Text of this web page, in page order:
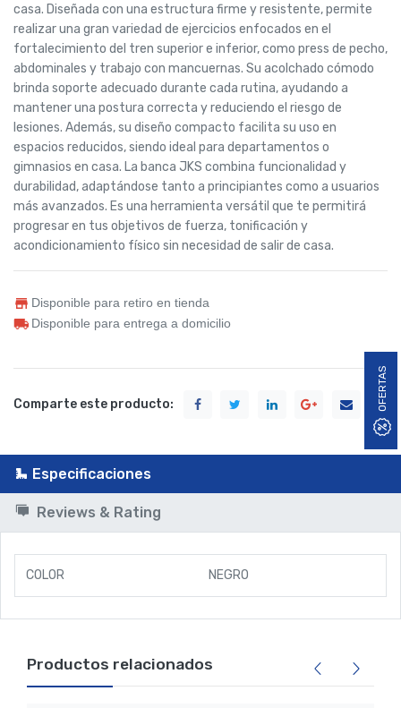
OFERTAS
casa. Diseñada con una estructura firme y resistente, permite
realizar una gran variedad de ejercicios enfocados en el
fortalecimiento del tren superior e inferior, como press de pecho,
abdominales y trabajo con mancuernas. Su acolchado cómodo
brinda soporte adecuado durante cada rutina, ayudando a
mantener una postura correcta y reduciendo el riesgo de
lesiones. Además, su diseño compacto facilita su uso en
espacios reducidos, siendo ideal para departamentos o
gimnasios en casa. La banca JKS combina funcionalidad y
durabilidad, adaptándose tanto a principiantes como a usuarios
más avanzados. Es una herramienta versátil que te permitirá
progresar en tus objetivos de fuerza, tonificación y
acondicionamiento físico sin necesidad de salir de casa.
Disponible para retiro en tienda
Disponible para entrega a domicilio
Comparte este producto:
Especificaciones
Reviews & Rating
COLOR NEGRO
Productos relacionados